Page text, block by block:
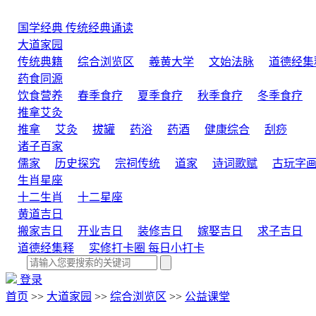
国学经典 传统经典诵读
大道家园
传统典籍
综合浏览区 羲黄大学 文始法脉
道德经集
药食同源
饮食营养
春季食疗 夏季食疗 秋季食疗 冬季食疗
推拿艾灸
推拿
艾灸 拔罐 药浴 药酒 健康综合
刮痧
诸子百家
儒家
历史探究 宗祠传统 道家 诗词歌赋 古玩字画
生肖星座
十二生肖
十二星座
黄道吉日
搬家吉日
开业吉日 装修吉日 嫁娶吉日
求子吉日
道德经集释
实修打卡圈 每日小打卡
登录
首页 >> 大道家园 >> 综合浏览区 >> 公益课堂